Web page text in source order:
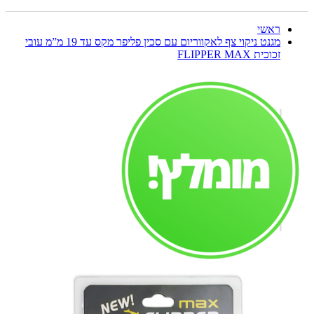
ראשי
מגנט ניקוי צף לאקווריום עם סכין פליפר מקס עד 19 מ”מ עובי
זכוכית FLIPPER MAX